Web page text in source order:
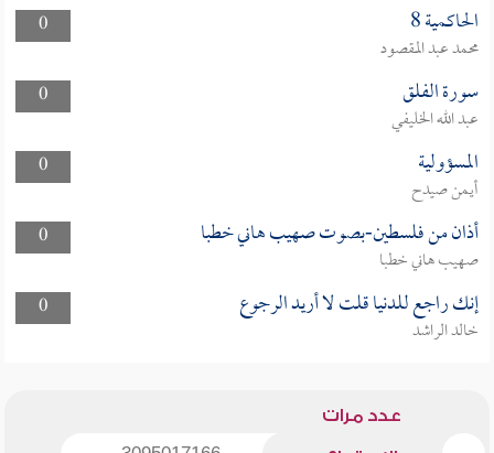
0
الحاكمية 8
محمد عبد المقصود
0
سورة الفلق
عبد الله الخليفي
0
المسؤولية
أيمن صيدح
0
أذان من فلسطين-بصوت صهيب هاني خطبا
صهيب هاني خطبا
0
إنك راجع للدنيا قلت لا أريد الرجوع
خالد الراشد
عدد مرات